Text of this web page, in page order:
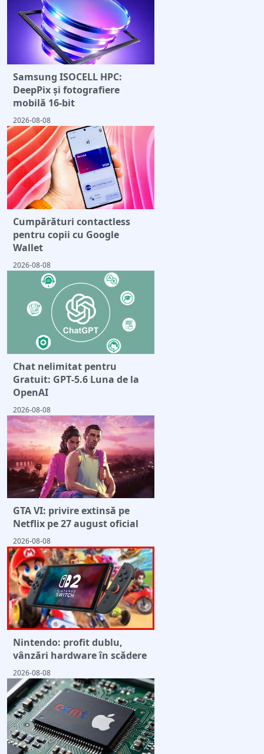
Samsung ISOCELL HPC:
DeepPix și fotografiere
mobilă 16-bit
2026-08-08
Cumpărături contactless
pentru copii cu Google
Wallet
2026-08-08
Chat nelimitat pentru
Gratuit: GPT‑5.6 Luna de la
OpenAI
2026-08-08
GTA VI: privire extinsă pe
Netflix pe 27 august oficial
2026-08-08
Nintendo: profit dublu,
vânzări hardware în scădere
2026-08-08